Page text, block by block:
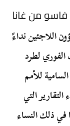
من غانا
اللاجئين نداءً
لطرد
للأمم
التي
في ذلك النساء